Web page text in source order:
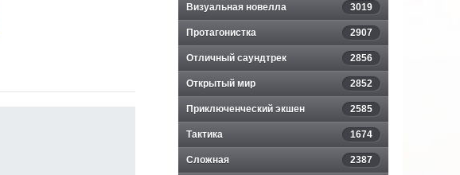
Визуальная новелла 3019
Протагонистка 2907
Отличный саундтрек 2856
Открытый мир 2852
Приключенческий экшен 2585
Тактика 1674
Сложная 2387